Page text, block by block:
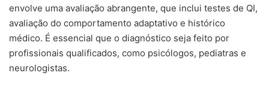
envolve uma avaliação abrangente, que inclui testes de QI,
avaliação do comportamento adaptativo e histórico
médico. É essencial que o diagnóstico seja feito por
profissionais qualificados, como psicólogos, pediatras e
neurologistas.